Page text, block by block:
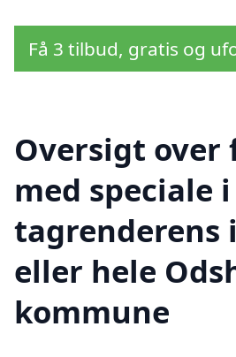
Få 3 tilbud, gratis og
Oversigt over
med speciale i
tagrenderens
eller hele
kommune